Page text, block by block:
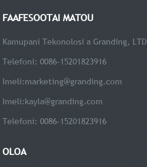
FAAFESOOTAI MATOU
Kamupani Tekonolosi a Granding, LTD
Telefoni: 0086-15201823916
Imeli:marketing@granding.com
Imeli:kayla@granding.com
Telefoni: 0086-15201823916
OLOA